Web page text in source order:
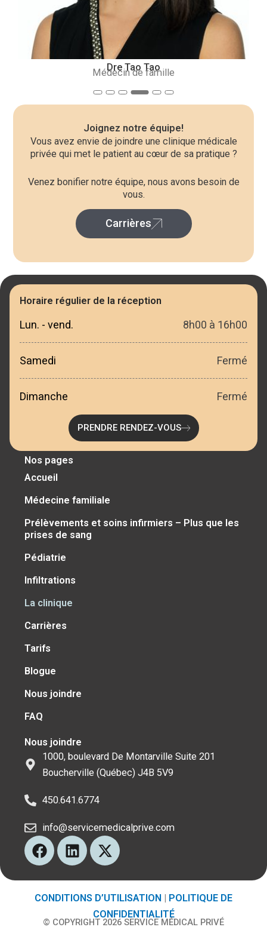
Dre Tao Tao
Médecin de famille
Joignez notre équipe!
Vous avez envie de joindre une clinique médicale
privée qui met le patient au cœur de sa pratique ?
Venez bonifier notre équipe, nous avons besoin de
vous.
Carrières
Nous joindre
1000, boulevard De Montarville Suite 201
Boucherville (Québec) J4B 5V9
450.641.6774
info@servicemedicalprive.com
F
a
b
o
L
i
e
d
X
-
i
t
Nos pages
Accueil
Médecine familiale
Prélèvements et soins infirmiers – Plus que les
prises de sang
Pédiatrie
Infiltrations
La clinique
Carrières
Tarifs
Blogue
Nous joindre
FAQ
Horaire régulier de la réception
Lun. - vend. 8h00 à 16h00
Samedi Fermé
Dimanche Fermé
PRENDRE RENDEZ-VOUS
CONDITIONS D’UTILISATION
POLITIQUE DE
CONFIDENTIALITÉ
© COPYRIGHT 2026 SERVICE MÉDICAL PRIVÉ